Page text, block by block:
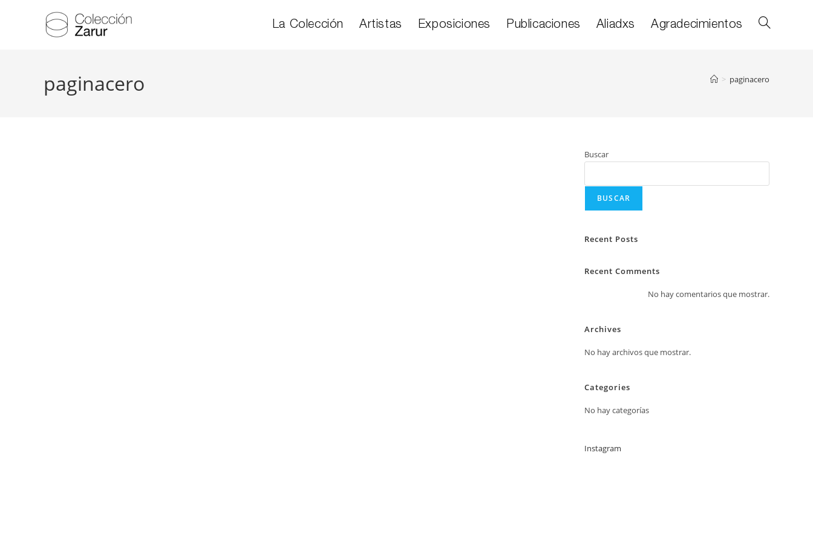
La Colección Artistas Exposiciones Publicaciones Aliadxs Agradecimientos
paginacero > paginacero
Buscar
BUSCAR
Recent Posts
Recent Comments
No hay comentarios que mostrar.
Archives
No hay archivos que mostrar.
Categories
No hay categorías
Instagram